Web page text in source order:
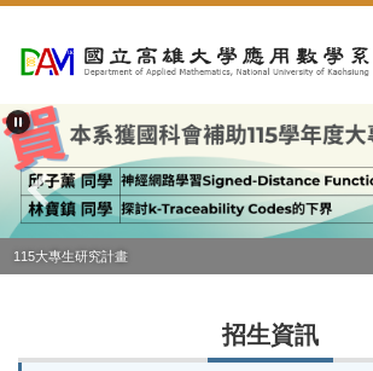
到
主
要
內
容
區
115大專生研究計畫
招生資訊